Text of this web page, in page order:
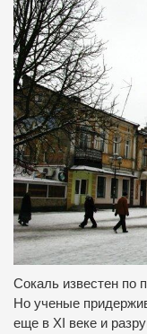
Сокаль известен по
Но ученые
еще в XI веке и